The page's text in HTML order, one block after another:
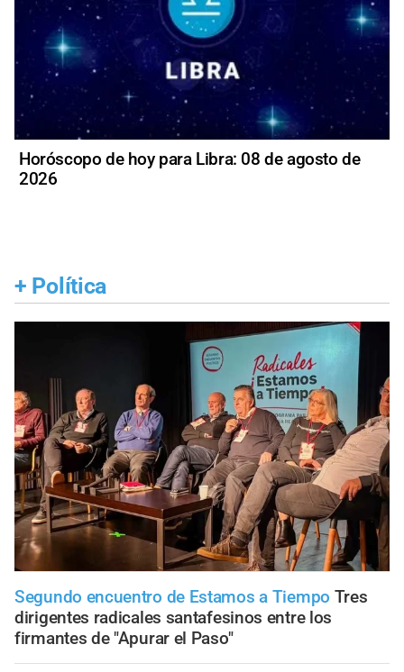
Horóscopo de hoy para Libra: 08 de agosto de
2026
+ Política
Segundo encuentro de Estamos a Tiempo Tres
dirigentes radicales santafesinos entre los
firmantes de "Apurar el Paso"